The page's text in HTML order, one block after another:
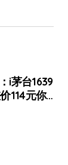
i茅台1639
114元你